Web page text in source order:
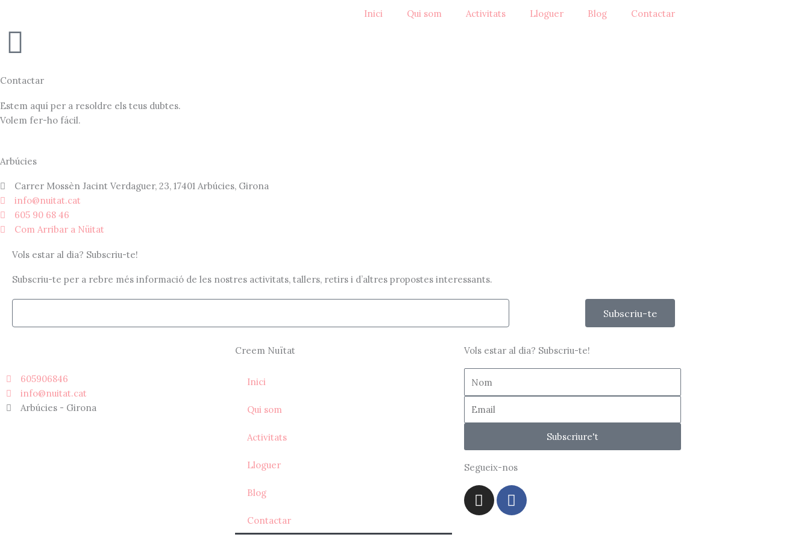
contingut
Inici Qui som Activitats Lloguer Blog Contactar
Contactar
Estem aquí per a resoldre els teus dubtes.
Volem fer-ho fácil.
Arbúcies
Carrer Mossèn Jacint Verdaguer, 23, 17401 Arbúcies, Girona
info@nuitat.cat
605 90 68 46
Com Arribar a Nüitat
Vols estar al dia? Subscriu-te!
Subscriu-te per a rebre més informació de les nostres activitats, tallers, retirs i d’altres propostes interessants.
Subscriu-te
605906846
info@nuitat.cat
Arbúcies - Girona
Creem Nuïtat
Inici
Qui som
Activitats
Lloguer
Blog
Contactar
Vols estar al dia? Subscriu-te!
Subscriure't
Segueix-nos
I
n
F
a